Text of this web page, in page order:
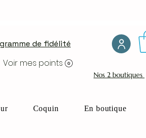
de fidélité
Voir mes points
Nos 2 boutiques
Coquin En boutique